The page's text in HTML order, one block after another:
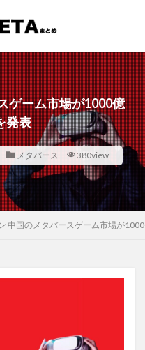
ゲーム市場が1000億
発表
メタバース 380view
中国のメタバースゲーム市場が